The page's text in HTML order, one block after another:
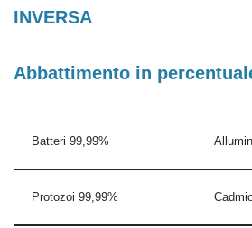
INVERSA
Abbattimento in
Batteri 99,99%
Protozoi 99,99%